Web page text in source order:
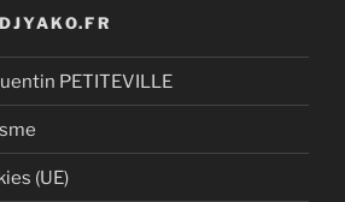
PETITEVILLE
(UE)